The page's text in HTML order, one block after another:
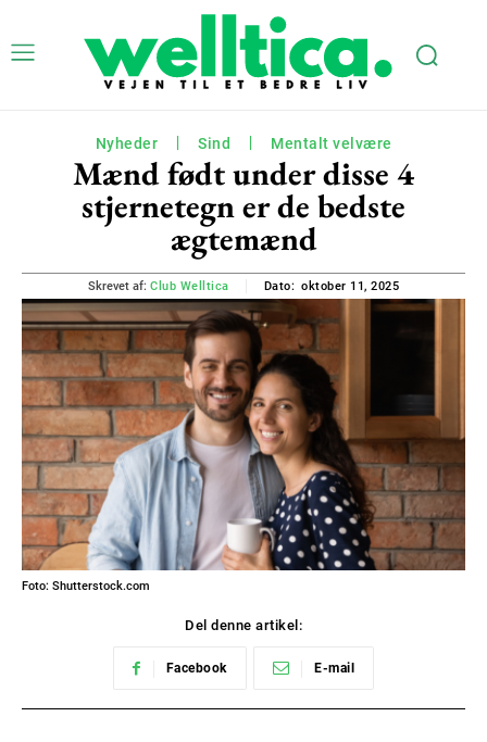
Nyheder Sind Mentalt velvære
Mænd født under disse 4
stjernetegn er de bedste
ægtemænd
Skrevet af: Club Welltica Dato: oktober 11, 2025
Foto: Shutterstock.com
Del denne artikel:
Facebook E-mail